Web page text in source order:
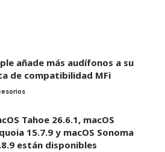
añade más audífonos a su
de compatibilidad MFi
Tahoe 26.6.1, macOS
15.7.9 y macOS Sonoma
están disponibles